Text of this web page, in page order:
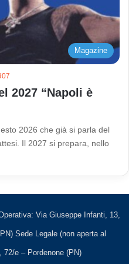
Magazine
2027 “Napoli è
2026 che già si parla del
Il 2027 si prepara, nello
Via Giuseppe Infanti, 13,
Sede Legale (non aperta al
e – Pordenone (PN)